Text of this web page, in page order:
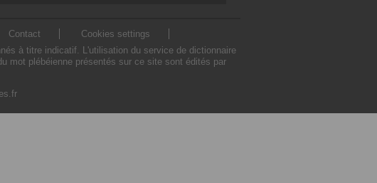
Contact
Cookies settings
à titre indicatif. L'utilisation du service de dictionnaire
mot plébéienne présentés sur ce site sont édités par